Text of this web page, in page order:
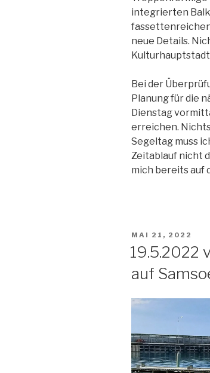
integrierten
neue Details.
Kulturhauptstadt
Bei der
Planung für die
Dienstag
erreichen.
Segeltag muss
Zeitablauf nicht
mich bereits auf
VERÖFFENTLICHT
MAI 21, 2022
19.5.2022
auf